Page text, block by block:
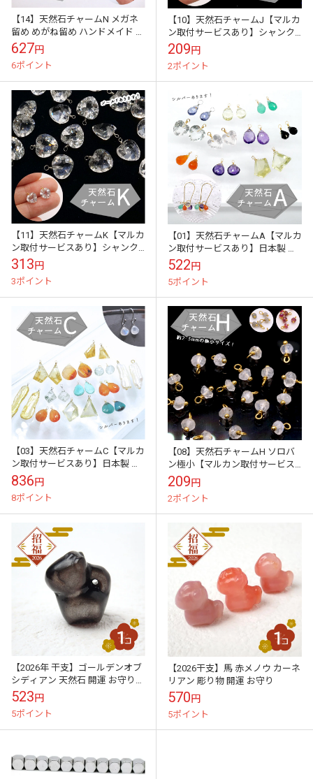
【14】天然石チャームN メガネ
留め めがね留め ハンドメイド チ
ャーム ピアスチャーム 日本製 ペ
ンダントトップ
627円
6ポイント
【10】天然石チャームJ【マルカ
ン取付サービスあり】シャンク
巻き メガネ留め めがね留め ハン
ドメイド チャーム ピアスチャー
ム ...
209円
2ポイント
【11】天然石チャームK【マルカ
ン取付サービスあり】シャンク
巻き メガネ留め めがね留め ハン
ドメイド チャーム ピアスチャー
ム ...
313円
3ポイント
【01】天然石チャームA【マルカ
ン取付サービスあり】日本製 国
産 シャンク巻き メガネ留め めが
ね留め 国内製造 ハンドメイド
チ...
522円
5ポイント
【03】天然石チャームC【マルカ
ン取付サービスあり】日本製 シ
ャンク巻き メガネ留め めがね留
め ハンドメイド チャーム ピアス
チ...
836円
8ポイント
【08】天然石チャームH ソロバ
ン極小【マルカン取付サービス
あり】シャンク巻き メガネ留め
めがね留め ハンドメイド チャー
ム ピ...
209円
2ポイント
【2026年 干支】ゴールデンオブ
シディアン 天然石 開運 お守り
彫り物
523円
5ポイント
【2026干支】馬 赤メノウ カーネ
リアン 彫り物 開運 お守り
570円
5ポイント